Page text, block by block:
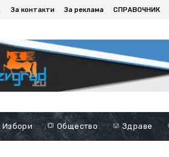
За контакти За реклама СПРАВОЧНИК
Избори Общество Здраве